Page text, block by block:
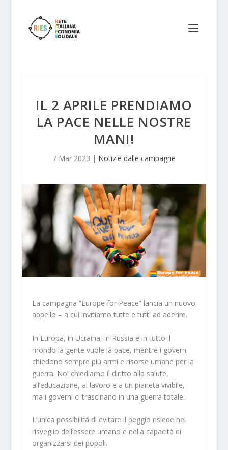
IL 2 APRILE PRENDIAMO
LA PACE NELLE NOSTRE
MANI!
7 Mar 2023 | Notizie dalle campagne
La campagna “Europe for Peace” lancia un nuovo
appello – a cui invitiamo tutte e tutti ad aderire.
In Europa, in Ucraina, in Russia e in tutto il
mondo la gente vuole la pace, mentre i governi
chiedono sempre più armi e risorse umane per la
guerra. Noi chiediamo il diritto alla salute,
all’educazione, al lavoro e a un pianeta vivibile,
ma i governi ci trascinano in una guerra totale.
L’unica possibilità di evitare il peggio risiede nel
risveglio dell’essere umano e nella capacità di
organizzarsi dei popoli.